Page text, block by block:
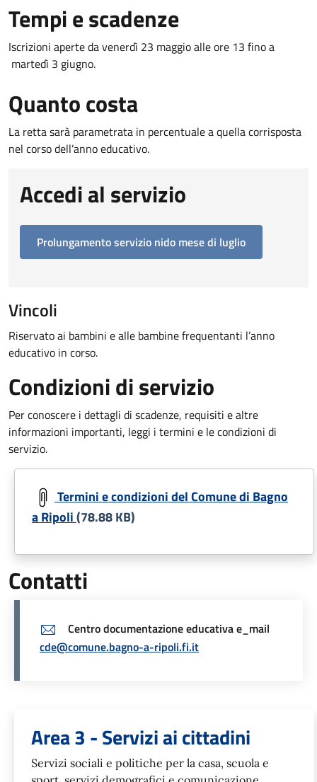
Tempi e scadenze
Iscrizioni aperte da venerdì 23 maggio alle ore 13 fino a
martedì 3 giugno.
Quanto costa
La retta sarà parametrata in percentuale a quella corrisposta
nel corso dell’anno educativo.
Accedi al servizio
Prolungamento servizio nido mese di luglio
Vincoli
Riservato ai bambini e alle bambine frequentanti l’anno
educativo in corso.
Condizioni di servizio
Per conoscere i dettagli di scadenze, requisiti e altre
informazioni importanti, leggi i termini e le condizioni di
servizio.
Document
Termini e condizioni del Comune di Bagno
a Ripoli(78.88 KB)
Contatti
Centro documentazione educativa e_mail
cde@comune.bagno-a-ripoli.fi.it
Unità organizzativa
Area 3 - Servizi ai cittadini
Servizi sociali e politiche per la casa, scuola e